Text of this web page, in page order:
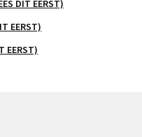
DIT EERST)
EERST)
EERST)